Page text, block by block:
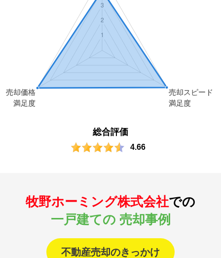
総合評価
4.66
牧野ホーミング株式会社での
一戸建ての 売却事例
不動産売却のきっかけ